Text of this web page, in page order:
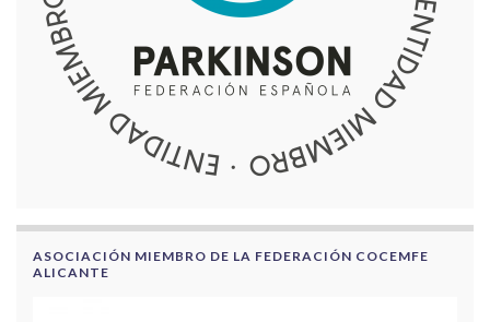
ASOCIACIÓN MIEMBRO DE LA FEDERACIÓN COCEMFE
ALICANTE